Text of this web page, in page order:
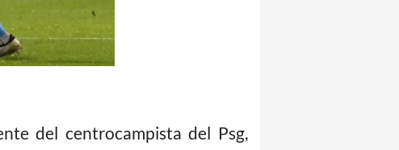
del centrocampista del Psg,